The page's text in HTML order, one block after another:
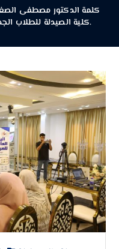
كلمة الدكتور مصطفى
كلية الصيدلة للطلاب الجدد بمناسبة اليوم العالمي للصيادلة.